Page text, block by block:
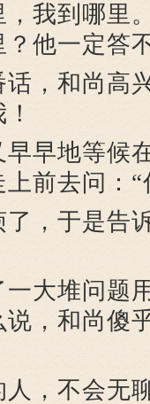
，我到哪里
他一定答
，和尚高
早地等候
前去问：
于是告
大堆问题
，和尚傻
，不会无